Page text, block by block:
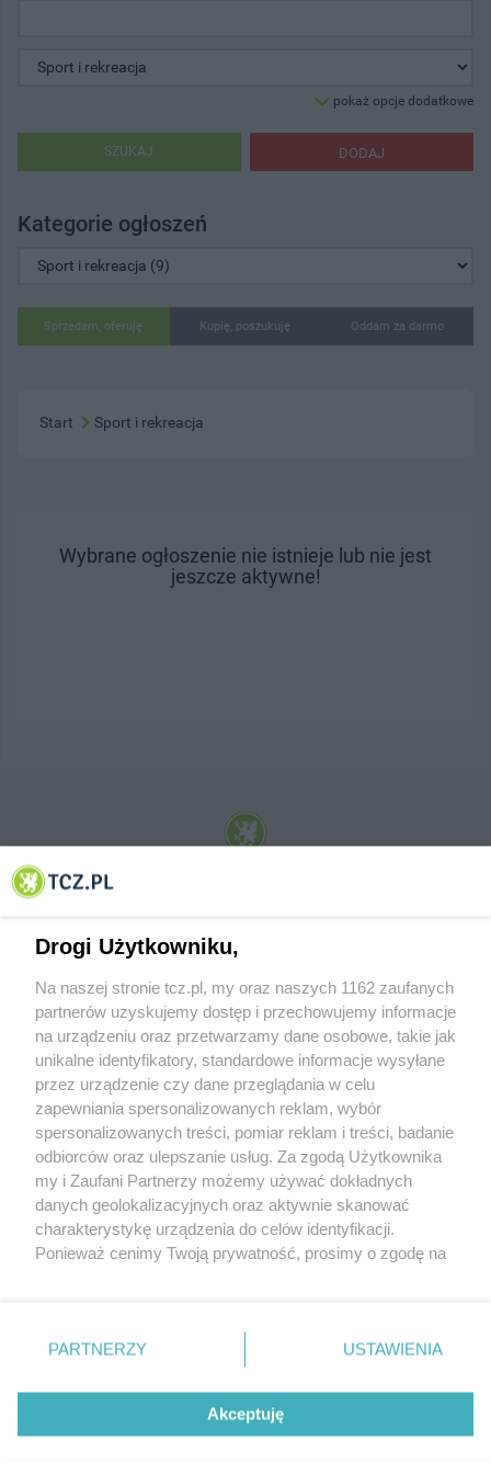
pokaż opcje dodatkowe
DODAJ
SZUKAJ
Kategorie ogłoszeń
Sprzedam, oferuję Kupię, poszukuję Oddam za darmo
Start Sport i rekreacja
Wybrane ogłoszenie nie istnieje lub nie jest
jeszcze aktywne!
© 2001-2026 Tczew - TCZ.PL Sp. z o.o. Internetowy Serwis Informacyjny Miasta
O FIRMIE POLITYKA PRYWATNOŚCI HOSTING
REKLAMA WSPÓŁPRACA RSS FACEBOOK KONTAKT
Nasze serwisy
Aktualności
Tcz24
Historia miasta
Muzyka i kultura
Archiwum wydarzeń
Zdjęcia miasta
Drogi Użytkowniku,
Na naszej stronie tcz.pl, my oraz naszych 1162 zaufanych
partnerów uzyskujemy dostęp i przechowujemy informacje
na urządzeniu oraz przetwarzamy dane osobowe, takie jak
unikalne identyfikatory, standardowe informacje wysyłane
przez urządzenie czy dane przeglądania w celu
zapewniania spersonalizowanych reklam, wybór
spersonalizowanych treści, pomiar reklam i treści, badanie
odbiorców oraz ulepszanie usług. Za zgodą Użytkownika
my i Zaufani Partnerzy możemy używać dokładnych
danych geolokalizacyjnych oraz aktywnie skanować
charakterystykę urządzenia do celów identyfikacji.
Ponieważ cenimy Twoją prywatność, prosimy o zgodę na
znajdujący się w lewym dolnym rogu strony
. Niektóre
przetwarzaniu. Preferencje będą miały zastosowania tylko
PARTNERZY USTAWIENIA
Akceptuję